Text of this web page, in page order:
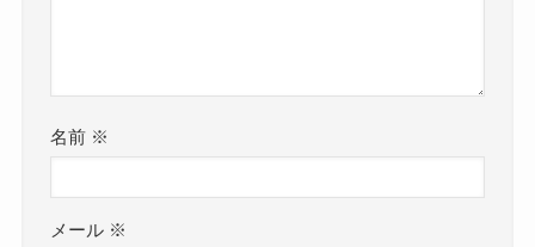
名前 ※
メール ※